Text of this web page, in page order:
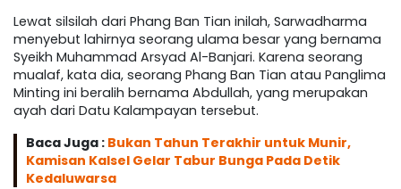
Lewat silsilah dari Phang Ban Tian inilah, Sarwadharma
menyebut lahirnya seorang ulama besar yang bernama
Syeikh Muhammad Arsyad Al-Banjari. Karena seorang
mualaf, kata dia, seorang Phang Ban Tian atau Panglima
Minting ini beralih bernama Abdullah, yang merupakan
ayah dari Datu Kalampayan tersebut.
Baca Juga : Bukan Tahun Terakhir untuk Munir,
Kamisan Kalsel Gelar Tabur Bunga Pada Detik
Kedaluwarsa